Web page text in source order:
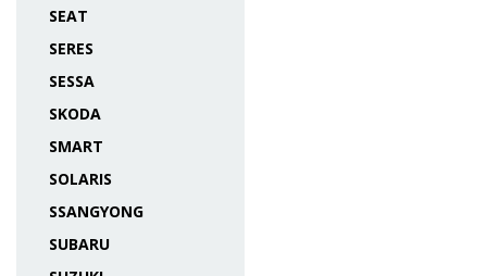
SEAT
SERES
SESSA
SKODA
SMART
SOLARIS
SSANGYONG
SUBARU